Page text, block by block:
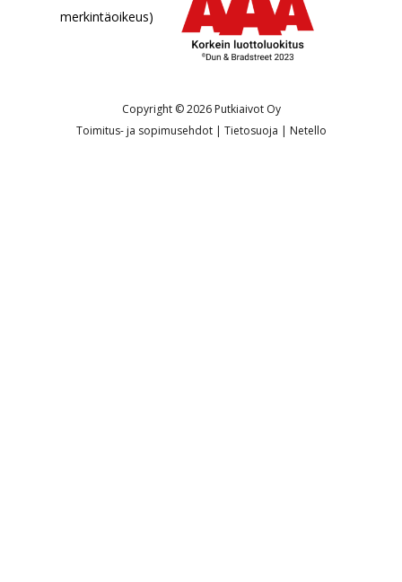
merkintäoikeus)
Copyright © 2026 Putkiaivot Oy
Toimitus- ja sopimusehdot| Tietosuoja | Netello